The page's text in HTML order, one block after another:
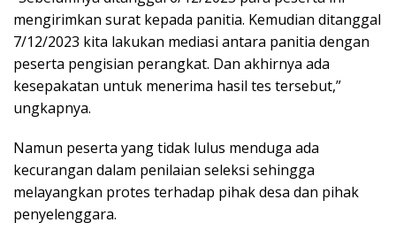
mengirimkan surat kepada panitia. Kemudian ditanggal
7/12/2023 kita lakukan mediasi antara panitia dengan
peserta pengisian perangkat. Dan akhirnya ada
kesepakatan untuk menerima hasil tes tersebut,”
ungkapnya.
Namun peserta yang tidak lulus menduga ada
kecurangan dalam penilaian seleksi sehingga
melayangkan protes terhadap pihak desa dan pihak
penyelenggara.